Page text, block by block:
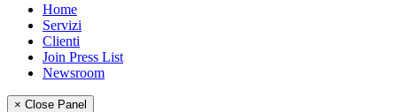
Home
Servizi
Clienti
Join Press List
Newsroom
× Close Panel